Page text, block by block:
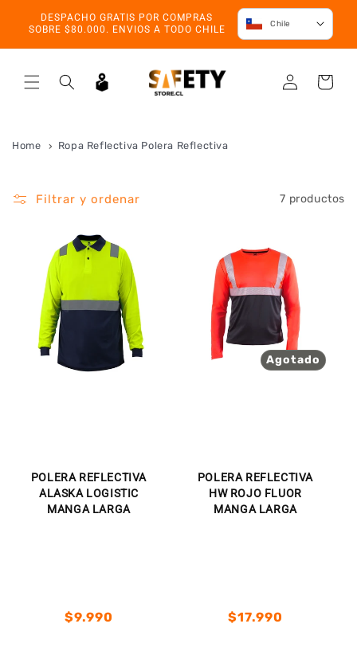
Ir directamente
al contenido
DESPACHO GRATIS POR COMPRAS
SOBRE $80.000. ENVIOS A TODO CHILE
Chile
Iniciar
sesión
Carrito
Home Ropa Reflectiva Polera Reflectiva
Filtrar y ordenar 7 productos
POLERA REFLECTIVA
ALASKA LOGISTIC
MANGA LARGA
Precio
$9.990
Agotado
POLERA REFLECTIVA
HW ROJO FLUOR
MANGA LARGA
Precio
$17.990